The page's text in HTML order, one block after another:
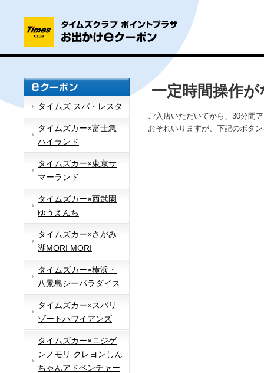
タイムズ スパ・レスタ
タイムズカー×富士急
ハイランド
タイムズカー×東京サ
マーランド
タイムズカー×西武園
ゆうえんち
タイムズカー×さがみ
湖MORI MORI
タイムズカー×横浜・
八景島シーパラダイス
タイムズカー×スパリ
ゾートハワイアンズ
タイムズカー×ニジゲ
ンノモリ クレヨンしん
ちゃんアドベンチャー
一定時間操作
ご入店いただいてから、30分間
おそれいりますが、下記のボタ